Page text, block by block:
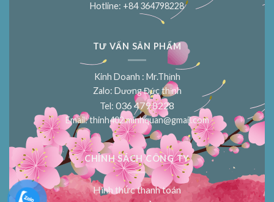
Hotline: +84 364798228
TƯ VẤN SẢN PHẨM
Kinh Doanh : Mr.Thịnh
Zalo: Dương Đức thịnh
Tel: 036 479 8228
Email:thinh402.minhquan@gmail.com
CHÍNH SÁCH CÔNG TY
Hình thức thanh toán